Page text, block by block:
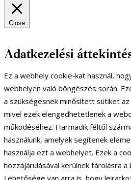
Close
Adatkezelési
Ez a webhely cookie-kat használ,
webhelyen való böngészés során.
a szükségesnek minősített sütiket
mivel ezek elengedhetetlenek a
működéséhez. Harmadik féltől
használunk, amelyek segítenek
használja ezt a webhelyet. Ezek a
hozzájárulásával kerülnek tárolásra